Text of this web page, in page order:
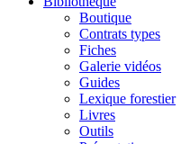
Boutique
Contrats types
Fiches
Galerie vidéos
Guides
Lexique forestier
Livres
Outils